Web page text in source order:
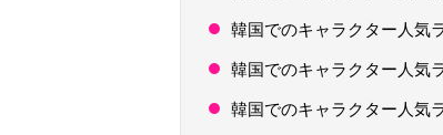
韓国でのキャラクター人
韓国でのキャラクター人
韓国でのキャラクター人